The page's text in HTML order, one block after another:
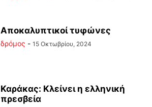
Αποκαλυπτικοί τυφώνες
δρόμος - 15 Οκτωβρίου, 2024
Καράκας: Κλείνει η ελληνική
πρεσβεία